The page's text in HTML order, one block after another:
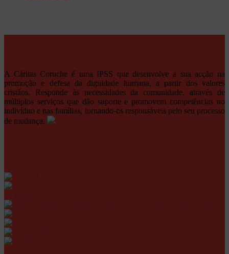
A Cáritas Coruche é uma IPSS que desenvolve a sua acção na
promoção e defesa da dignidade humana, a partir dos valores
cristãos. Responde às necessidades da comunidade, através de
múltiplos serviços que dão suporte e promovem competências no
indivíduo e nas famílias, tornando-os responsáveis pelo seu processo
de mudança.